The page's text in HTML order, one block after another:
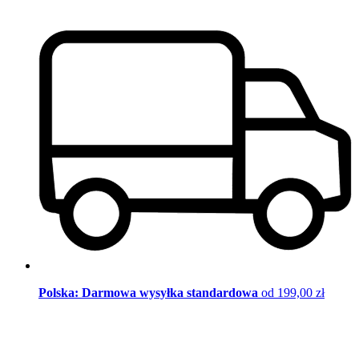
Polska: Darmowa wysyłka standardowa od 199,00 zł